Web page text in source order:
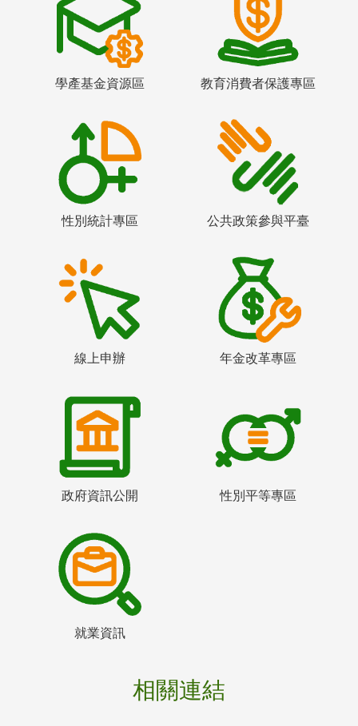
學產基金資源區 教育消費者保護專區
性別統計專區 公共政策參與平臺
線上申辦 年金改革專區
政府資訊公開 性別平等專區
就業資訊
相關連結